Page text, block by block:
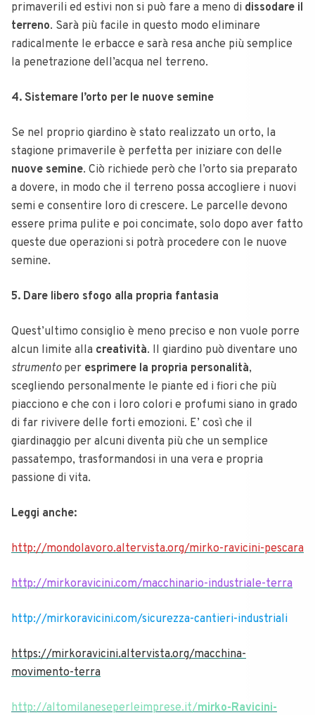
primaverili ed estivi non si può fare a meno di dissodare il
terreno. Sarà più facile in questo modo eliminare
radicalmente le erbacce e sarà resa anche più semplice
la penetrazione dell’acqua nel terreno.
4. Sistemare l’orto per le nuove semine
Se nel proprio giardino è stato realizzato un orto, la
stagione primaverile è perfetta per iniziare con delle
nuove semine. Ciò richiede però che l’orto sia preparato
a dovere, in modo che il terreno possa accogliere i nuovi
semi e consentire loro di crescere. Le parcelle devono
essere prima pulite e poi concimate, solo dopo aver fatto
queste due operazioni si potrà procedere con le nuove
semine.
5. Dare libero sfogo alla propria fantasia
Quest’ultimo consiglio è meno preciso e non vuole porre
alcun limite alla creatività. Il giardino può diventare uno
strumentoper esprimere la propria personalità,
scegliendo personalmente le piante ed i fiori che più
piacciono e che con i loro colori e profumi siano in grado
di far rivivere delle forti emozioni. E’ così che il
giardinaggio per alcuni diventa più che un semplice
passatempo, trasformandosi in una vera e propria
passione di vita.
Leggi anche:
http://mondolavoro.altervista.org/mirko-ravicini-pescara
http://mirkoravicini.com/macchinario-industriale-terra
http://mirkoravicini.com/sicurezza-cantieri-industriali
https://mirkoravicini.altervista.org/macchina-
movimento-terra
http://altomilaneseperleimprese.it/mirko-Ravicini-